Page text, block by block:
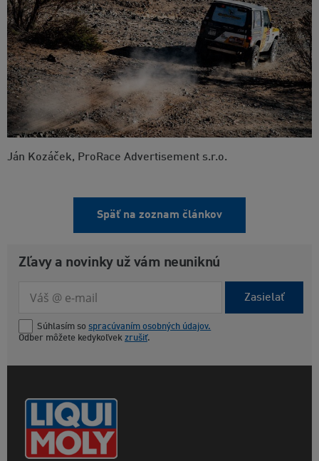
Ján Kozáček, ProRace Advertisement s.r.o.
Späť na zoznam článkov
Zľavy a novinky už vám neuniknú
Zasielať
Súhlasím so spracúvaním osobných údajov.
Odber môžete kedykoľvek zrušiť.